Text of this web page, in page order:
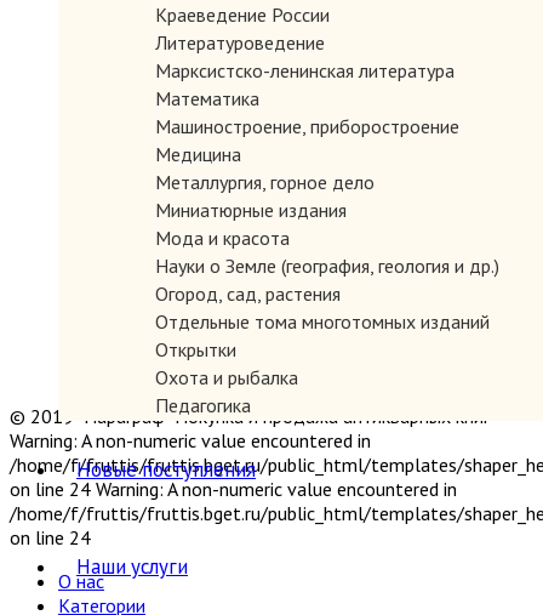
Краеведение России
Литературоведение
Марксистско-ленинская литература
Математика
Машиностроение, приборостроение
Медицина
Металлургия, горное дело
Миниатюрные издания
Мода и красота
Науки о Земле (география, геология и др.)
Огород, сад, растения
Отдельные тома многотомных изданий
Открытки
Охота и рыбалка
Педагогика
Политология, геополитика, дипломатия
Популярная научно-техническая литература
Промышленность, производство
Психология
Религия
Новые поступления
Наши услуги
© 2019 "Параграф" Покупка и продажа антикварных книг
Warning: A non-numeric value encountered in
/home/f/fruttis/fruttis.bget.ru/public_html/templates/
on line 24 Warning: A non-numeric value encountered in
/home/f/fruttis/fruttis.bget.ru/public_html/templates/
on line 24
О нас
Категории